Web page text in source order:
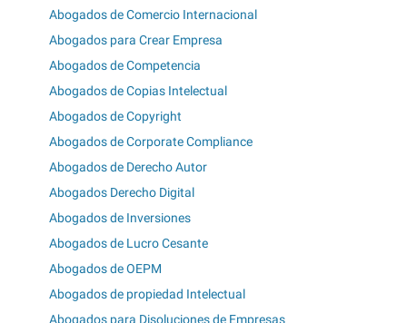
Abogados de Comercio Internacional
Abogados para Crear Empresa
Abogados de Competencia
Abogados de Copias Intelectual
Abogados de Copyright
Abogados de Corporate Compliance
Abogados de Derecho Autor
Abogados Derecho Digital
Abogados de Inversiones
Abogados de Lucro Cesante
Abogados de OEPM
Abogados de propiedad Intelectual
Abogados para Disoluciones de Empresas